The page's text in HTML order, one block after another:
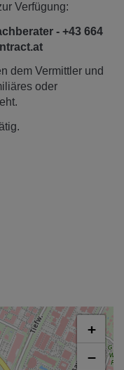
Verfügung:
- +43 664
dem Vermittler und
oder
+
−